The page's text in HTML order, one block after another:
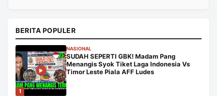
BERITA POPULER
1
NASIONAL
SUDAH SEPERTI GBK! Madam Pang
Menangis Syok Tiket Laga Indonesia Vs
Timor Leste Piala AFF Ludes